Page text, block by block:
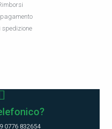
spedizione
0776 832654